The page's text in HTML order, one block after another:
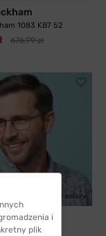
1083 KB7 52
676,99 zł
2 kolory
C9
i
plik